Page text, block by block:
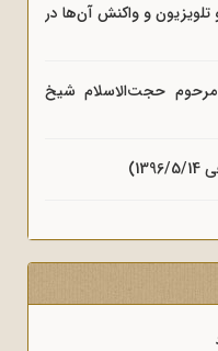
تلویزیون و واکنش آن‌ها در
مرحوم حجت‌الاسلام شیخ